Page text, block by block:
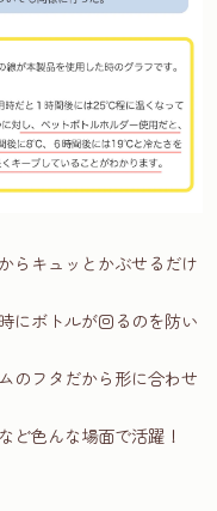
らキュッとかぶせるだけ
にボトルが回るのを防い
のフタだから形に合わせ
ど色んな場面で活躍！